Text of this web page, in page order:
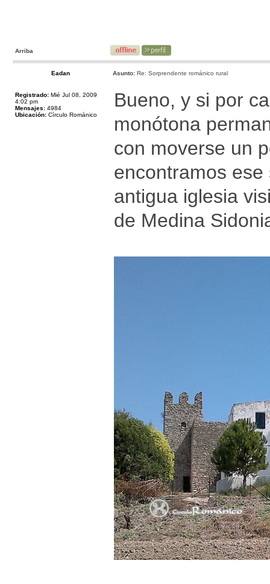
Arriba
Eadan Asunto: Re: Sorprendente románico rural
Registrado: Mié Jul 08, 2009
4:02 pm
Mensajes: 4984
Ubicación: Círculo Románico
Bueno, y si por
monótona
con moverse un
encontramos
antigua iglesia
de Medina